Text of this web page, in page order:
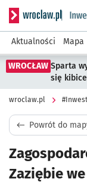
Serwis
Aktualności Mapa
WROCŁAW Sparta
się kibice
wroclaw.pl
Powrót do
Zaziębie